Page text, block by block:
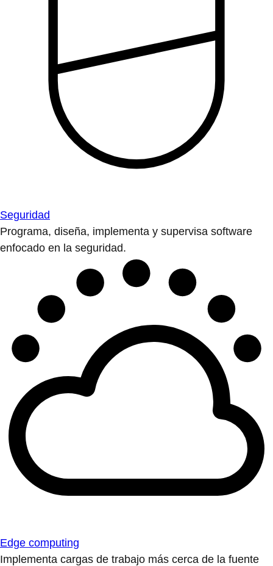
Seguridad
Programa, diseña, implementa y supervisa software
enfocado en la seguridad.
Edge computing
Implementa cargas de trabajo más cerca de la fuente